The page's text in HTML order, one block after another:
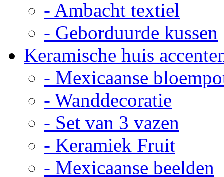
- Ambacht textiel
- Geborduurde kussen
Keramische huis
- Mexicaanse
- Wanddecoratie
- Set van 3 vazen
- Keramiek Fruit
- Mexicaanse beelden